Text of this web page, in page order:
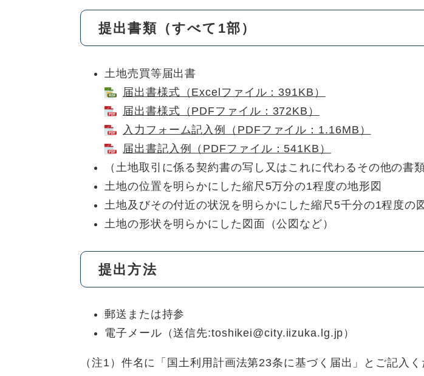
提出書類（すべて1部）
土地売買等届出書
届出書様式（Excelファイル：391KB）
届出書様式（PDFファイル：372KB）
入力フォーム記入例（PDFファイル：1.16MB）
届出書記入例（PDFファイル：541KB）
（土地取引に係る契約書の写し又はこれに代わるその他の書
土地の位置を明らかにした縮尺5万分の1程度の地形図
土地及びその付近の状況を明らかにした縮尺5千分の1程度の
土地の形状を明らかにした図面（公図など）
提出方法
郵送または持参
電子メール（送信先:toshikei@city.iizuka.lg.jp）
（注1）件名に「国土利用計画法第23条に基づく届出」とご記入く